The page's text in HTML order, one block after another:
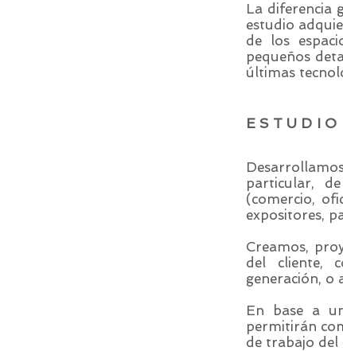
La diferencia
estudio
de los
pequeños
últimas
ESTUDIO
particular,
(comercio,
expositores,
Creamos,
del cliente,
generación, o
En base a
permitirán
de trabajo del